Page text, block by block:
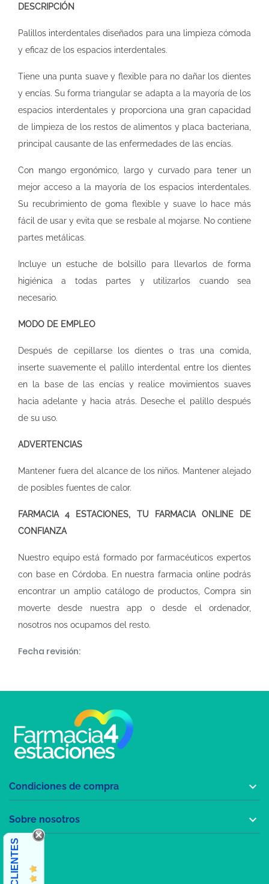
DESCRIPCIÓN
Palillos interdentales diseñados para una limpieza cómoda
y eficaz de los espacios interdentales.
Tiene una punta suave y flexible para no dañar los dientes
y encías. Su forma triangular se adapta a la mayoría de los
espacios interdentales y proporciona una gran capacidad
de limpieza de los restos de alimentos y placa bacteriana,
principal causante de las enfermedades de las encías.
Con mango ergonómico, largo y curvado para tener un
mejor acceso a la mayoría de los espacios interdentales.
Su recubrimiento de goma flexible y suave lo hace más
fácil de usar y evita que se resbale al mojarse. No contiene
partes metálicas.
Incluye un estuche de bolsillo para llevarlos de forma
higiénica a todas partes y utilizarlos cuando sea
necesario.
MODO DE EMPLEO
Después de cepillarse los dientes o tras una comida,
inserte suavemente el palillo interdental entre los dientes
en la base de las encías y realice movimientos suaves
hacia adelante y hacia atrás. Deseche el palillo después
de su uso.
ADVERTENCIAS
Mantener fuera del alcance de los niños. Mantener alejado
de posibles fuentes de calor.
FARMACIA 4 ESTACIONES, TU FARMACIA ONLINE DE
CONFIANZA
Nuestro equipo está formado por farmacéuticos expertos
con base en Córdoba. En nuestrafarmacia online podrás
encontrar un amplio catálogo de productos, Compra sin
moverte desde nuestra app o desde el ordenador,
nosotros nos ocupamos del resto.
Fecha revisión:
Condiciones de compra 
Sobre nosotros 